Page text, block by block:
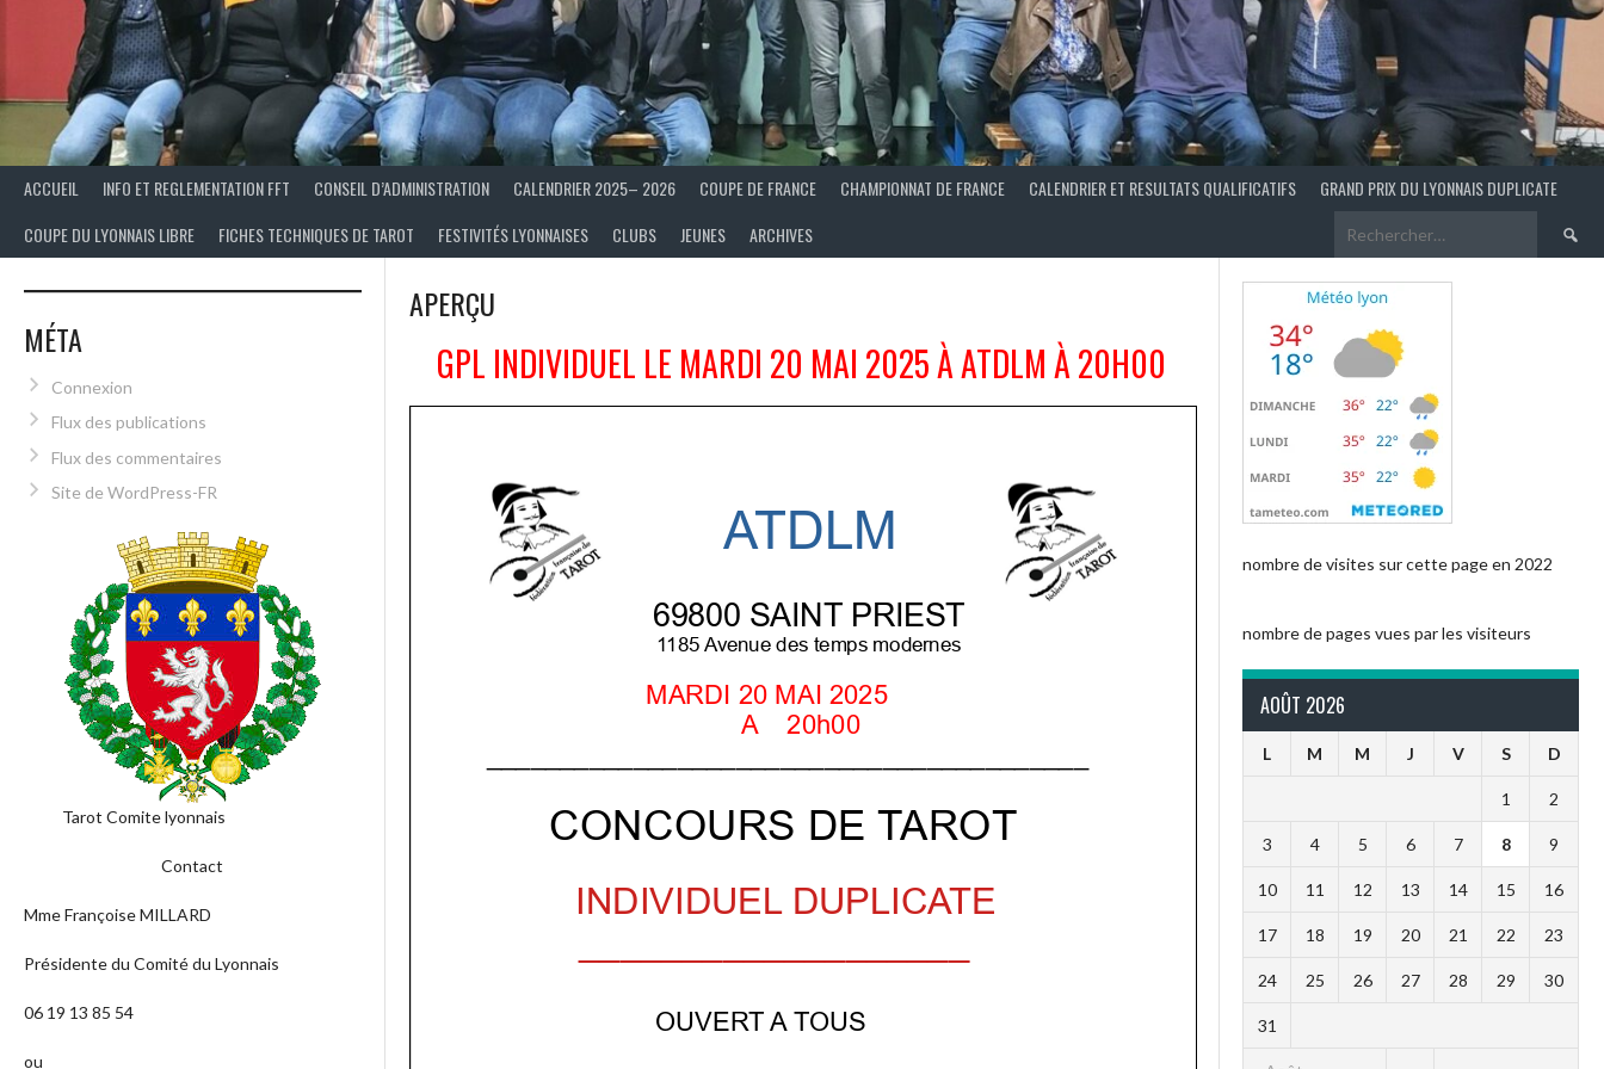
ACCUEIL INFO ET REGLEMENTATION FFT CONSEIL D’ADMINISTRATION CALENDRIER 2025– 2026 COUPE DE FRANCE CHAMPIONNAT DE FRANCE CALENDRIER ET RESULTATS QUALIFICATIFS
GRAND PRIX DU LYONNAIS DUPLICATE
COUPE DU LYONNAIS LIBRE
FICHES TECHNIQUES DE TAROT FESTIVITÉS LYONNAISES CLUBS JEUNES ARCHIVES
APERÇU
GPL INDIVIDUEL LE MARDI 20 MAI 2025 À ATDLM À 20H00
MÉTA
Connexion
Flux des publications
Flux des commentaires
Site de WordPress-FR
Tarot Comite lyonnais
Contact
Mme Françoise MILLARD
Présidente du Comité du Lyonnais
06 19 13 85 54
ou
nombre de visites sur cette page en 2022
nombre de pages vues par les visiteurs
AOÛT 2026
L M M J V S D
1 2
3 4 5 6 7 8 9
10 11 12 13 14 15 16
17 18 19 20 21 22 23
24 25 26 27 28 29 30
31